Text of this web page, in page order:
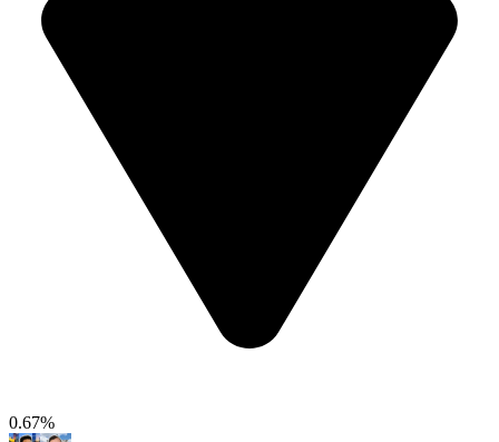
0.67%